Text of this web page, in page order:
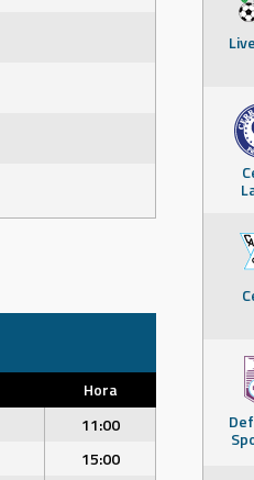
Hora
11:00
15:00